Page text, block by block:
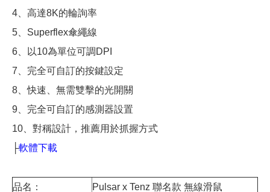
4、高達8K的輪詢率
5、Superflex傘繩線
6、以10為單位可調DPI
7、完全可自訂的按鍵設定
8、快速、無需雙擊的光開關
9、完全可自訂的感測器設置
10、對稱設計，推薦用於抓握方式
├軟體下載
品名： Pulsar x Tenz 聯名款 無線滑鼠